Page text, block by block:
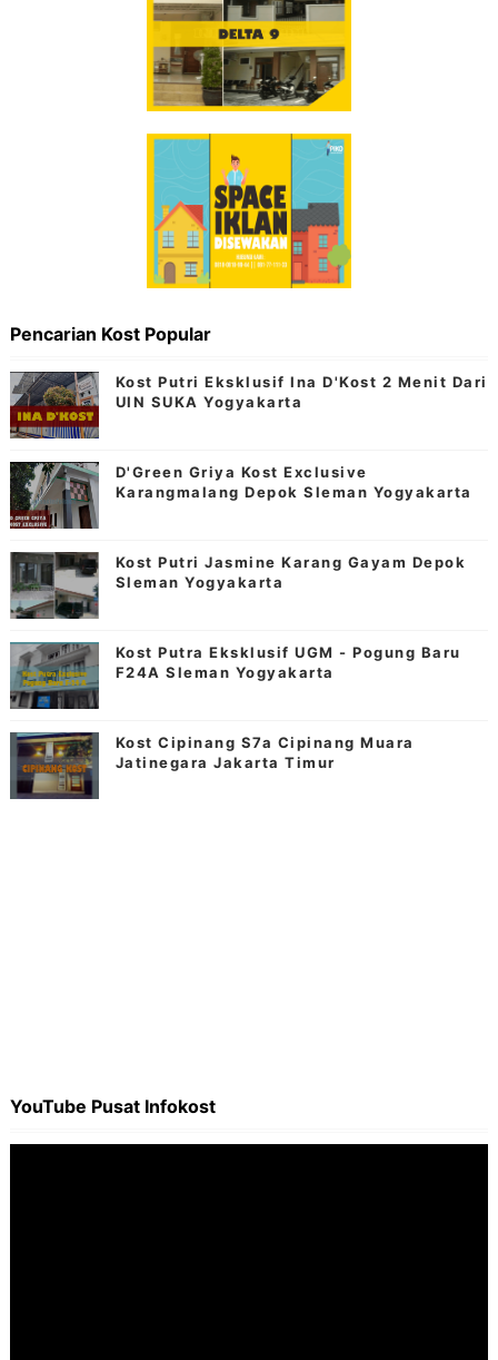
Pencarian Kost Popular
Kost Putri Eksklusif Ina D'Kost 2 Menit Dari
UIN SUKA Yogyakarta
D'Green Griya Kost Exclusive
Karangmalang Depok Sleman Yogyakarta
Kost Putri Jasmine Karang Gayam Depok
Sleman Yogyakarta
Kost Putra Eksklusif UGM - Pogung Baru
F24A Sleman Yogyakarta
Kost Cipinang S7a Cipinang Muara
Jatinegara Jakarta Timur
YouTube Pusat Infokost